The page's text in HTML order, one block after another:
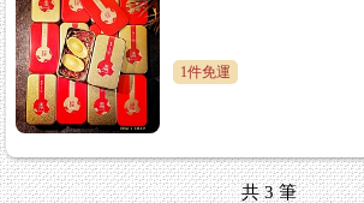
1件免運
共3筆